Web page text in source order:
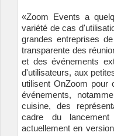
«Zoom Events a
variété de cas
grandes entreprises
transparente des
et des événements
d'utilisateurs, aux
utilisent OnZoom pour
événements,
cuisine, des
cadre du
actuellement en